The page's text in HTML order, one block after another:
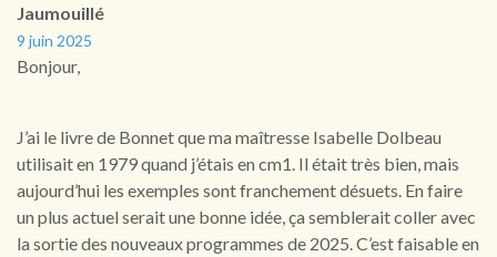
Jaumouillé
9 juin 2025
Bonjour,
J’ai le livre de Bonnet que ma maîtresse Isabelle Dolbeau
utilisait en 1979 quand j’étais en cm1. Il était très bien, mais
aujourd’hui les exemples sont franchement désuets. En faire
un plus actuel serait une bonne idée, ça semblerait coller avec
la sortie des nouveaux programmes de 2025. C’est faisable en